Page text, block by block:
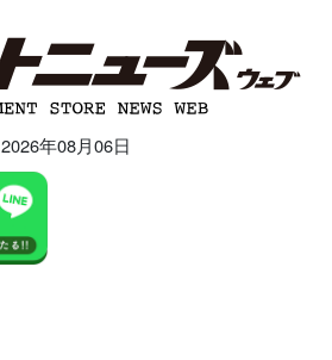
2026年08月06日